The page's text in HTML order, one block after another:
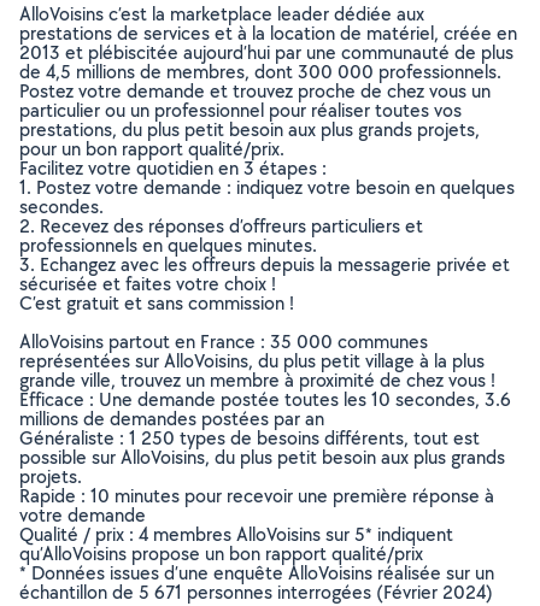
AlloVoisins c’est la marketplace leader dédiée aux
prestations de services et à la location de matériel, créée en
2013 et plébiscitée aujourd’hui par une communauté de plus
de 4,5 millions de membres, dont 300 000 professionnels.
Postez votre demande et trouvez proche de chez vous un
particulier ou un professionnel pour réaliser toutes vos
prestations, du plus petit besoin aux plus grands projets,
pour un bon rapport qualité/prix.
Facilitez votre quotidien en 3 étapes :
1. Postez votre demande : indiquez votre besoin en quelques
secondes.
2. Recevez des réponses d’offreurs particuliers et
professionnels en quelques minutes.
3. Echangez avec les offreurs depuis la messagerie privée et
sécurisée et faites votre choix !
C’est gratuit et sans commission !
AlloVoisins partout en France : 35 000 communes
représentées sur AlloVoisins, du plus petit village à la plus
grande ville, trouvez un membre à proximité de chez vous !
Efficace : Une demande postée toutes les 10 secondes, 3.6
millions de demandes postées par an
Généraliste : 1 250 types de besoins différents, tout est
possible sur AlloVoisins, du plus petit besoin aux plus grands
projets.
Rapide : 10 minutes pour recevoir une première réponse à
votre demande
Qualité / prix : 4 membres AlloVoisins sur 5* indiquent
qu’AlloVoisins propose un bon rapport qualité/prix
* Données issues d’une enquête AlloVoisins réalisée sur un
échantillon de 5 671 personnes interrogées (Février 2024)